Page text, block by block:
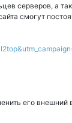
серверов, а
смогут
его